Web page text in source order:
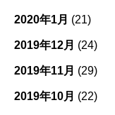
2020年1月 (21)
2019年12月 (24)
2019年11月 (29)
2019年10月 (22)